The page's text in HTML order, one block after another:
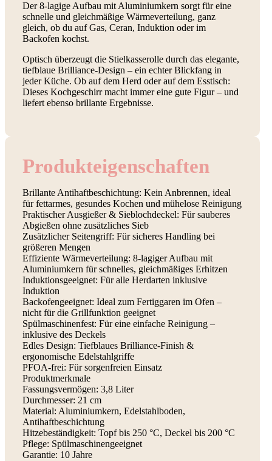
Der 8-lagige Aufbau mit Aluminiumkern sorgt für eine
schnelle und gleichmäßige Wärmeverteilung, ganz
gleich, ob du auf Gas, Ceran, Induktion oder im
Backofen kochst.
Optisch überzeugt die Stielkasserolle durch das elegante,
tiefblaue Brilliance-Design – ein echter Blickfang in
jeder Küche. Ob auf dem Herd oder auf dem Esstisch:
Dieses Kochgeschirr macht immer eine gute Figur – und
liefert ebenso brillante Ergebnisse.
Produkt­eigenschaften
Brillante Antihaftbeschichtung: Kein Anbrennen, ideal
für fettarmes, gesundes Kochen und mühelose Reinigung
Praktischer Ausgießer & Sieblochdeckel: Für sauberes
Abgießen ohne zusätzliches Sieb
Zusätzlicher Seitengriff: Für sicheres Handling bei
größeren Mengen
Effiziente Wärmeverteilung: 8-lagiger Aufbau mit
Aluminiumkern für schnelles, gleichmäßiges Erhitzen
Induktionsgeeignet: Für alle Herdarten inklusive
Induktion
Backofengeeignet: Ideal zum Fertiggaren im Ofen –
nicht für die Grillfunktion geeignet
Spülmaschinenfest: Für eine einfache Reinigung –
inklusive des Deckels
Edles Design: Tiefblaues Brilliance-Finish &
ergonomische Edelstahlgriffe
PFOA-frei: Für sorgenfreien Einsatz
Produktmerkmale
Fassungsvermögen: 3,8 Liter
Durchmesser: 21 cm
Material: Aluminiumkern, Edelstahlboden,
Antihaftbeschichtung
Hitzebeständigkeit: Topf bis 250 °C, Deckel bis 200 °C
Pflege: Spülmaschinengeeignet
Garantie: 10 Jahre